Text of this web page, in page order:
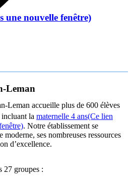
une nouvelle fenêtre)
Leman
Leman accueille plus de 600 élèves
incluant la maternelle 4 ans(Ce lien
. Notre établissement se
ses nombreuses ressources
d’excellence.
27 groupes :